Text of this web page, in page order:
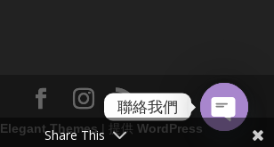
Elegant Themes| 提供 WordPress
Share This
聯絡我們
Open